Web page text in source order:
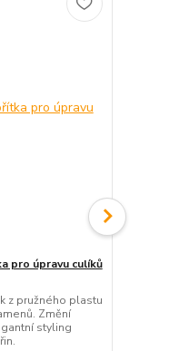
pro úpravu culíků
z pružného plastu
Změní
styling